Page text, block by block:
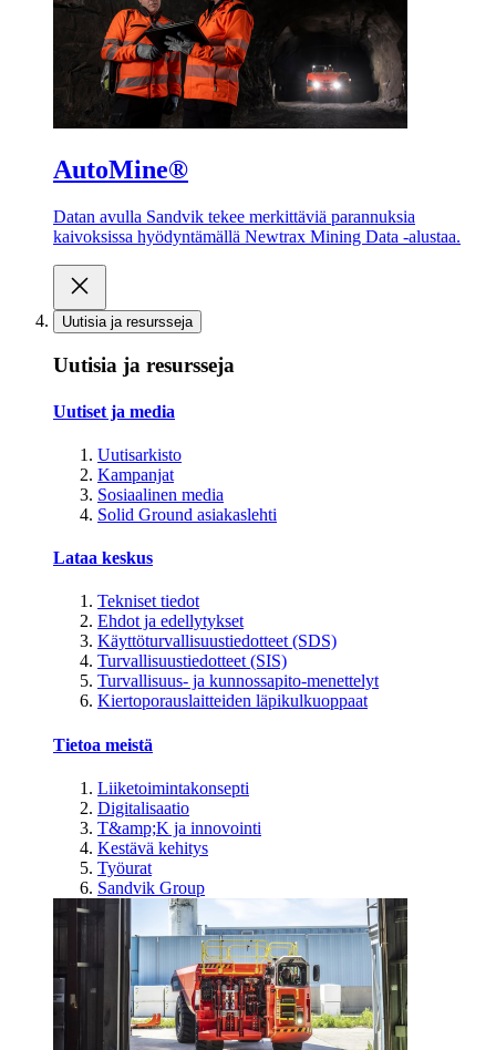
AutoMine®
Datan avulla Sandvik tekee merkittäviä parannuksia
kaivoksissa hyödyntämällä Newtrax Mining Data -alustaa.
Uutisia ja resursseja
Uutisia ja resursseja
Uutiset ja media
Uutisarkisto
Kampanjat
Sosiaalinen media
Solid Ground asiakaslehti
Lataa keskus
Tekniset tiedot
Ehdot ja edellytykset
Käyttöturvallisuustiedotteet (SDS)
Turvallisuustiedotteet (SIS)
Turvallisuus- ja kunnossapito-menettelyt
Kiertoporauslaitteiden läpikulkuoppaat
Tietoa meistä
Liiketoimintakonsepti
Digitalisaatio
T&amp;K ja innovointi
Kestävä kehitys
Työurat
Sandvik Group